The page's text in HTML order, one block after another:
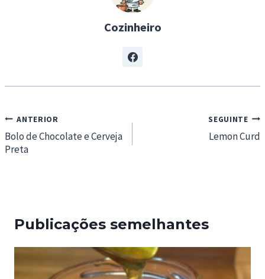
Cozinheiro
Navegação
de
artigos
ANTERIOR
Bolo de Chocolate e Cerveja
Preta
SEGUINTE
Lemon Curd
Publicações semelhantes